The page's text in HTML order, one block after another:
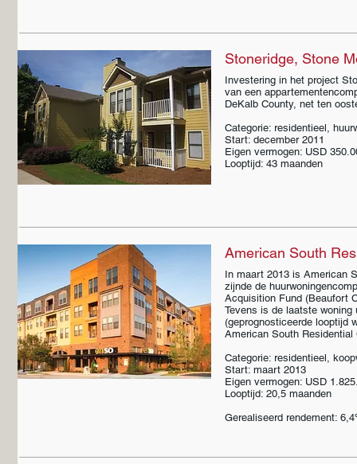
Stoneridge, Stone
Investering in het project
van een
DeKalb County, net ten
Categorie: residentieel,
Start: december 2011
Eigen vermogen: USD
Looptijd: 43 maanden
American South
In maart 2013 is American
zijnde de
Acquisition Fund (Beaufort
Tevens is de laatste
(geprognosticeerde looptijd
American South
Categorie: residentieel,
Start: maart 2013
Eigen vermogen: USD
Looptijd: 20,5 maanden
Gerealiseerd rendement: